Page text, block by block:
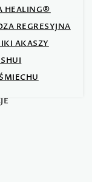
HEALING®
REGRESYJNA
AKASZY